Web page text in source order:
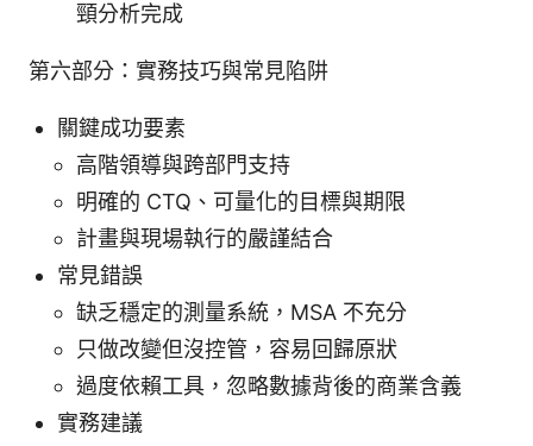
頸分析完成
第六部分：實務技巧與常見陷阱
關鍵成功要素
高階領導與跨部門支持
明確的 CTQ、可量化的目標與期限
計畫與現場執行的嚴謹結合
常見錯誤
缺乏穩定的測量系統，MSA 不充分
只做改變但沒控管，容易回歸原狀
過度依賴工具，忽略數據背後的商業含義
實務建議